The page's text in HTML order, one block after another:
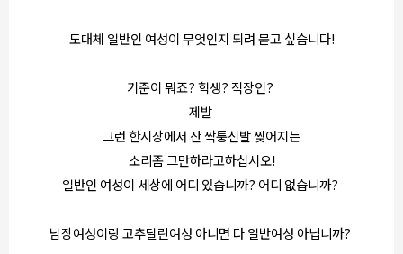
도대체 일반인 여성이 무엇인지 되려 묻고 싶습니다!
기준이 뭐죠? 학생? 직장인?
제발
그런 한시장에서 산 짝퉁신발 찢어지는
소리좀 그만하라고하십시오!
일반인 여성이 세상에 어디 있습니까? 어디 없습니까?
남장여성이랑 고추달린여성 아니면 다 일반여성 아닙니까?